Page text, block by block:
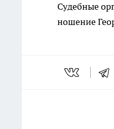
Судебные
ношение